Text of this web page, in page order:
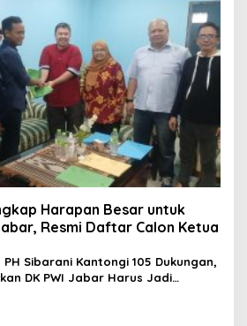
Harapan Besar untuk
Resmi Daftar Calon Ketua
PH Sibarani Kantongi 105 Dukungan,
DK PWI Jabar Harus Jadi